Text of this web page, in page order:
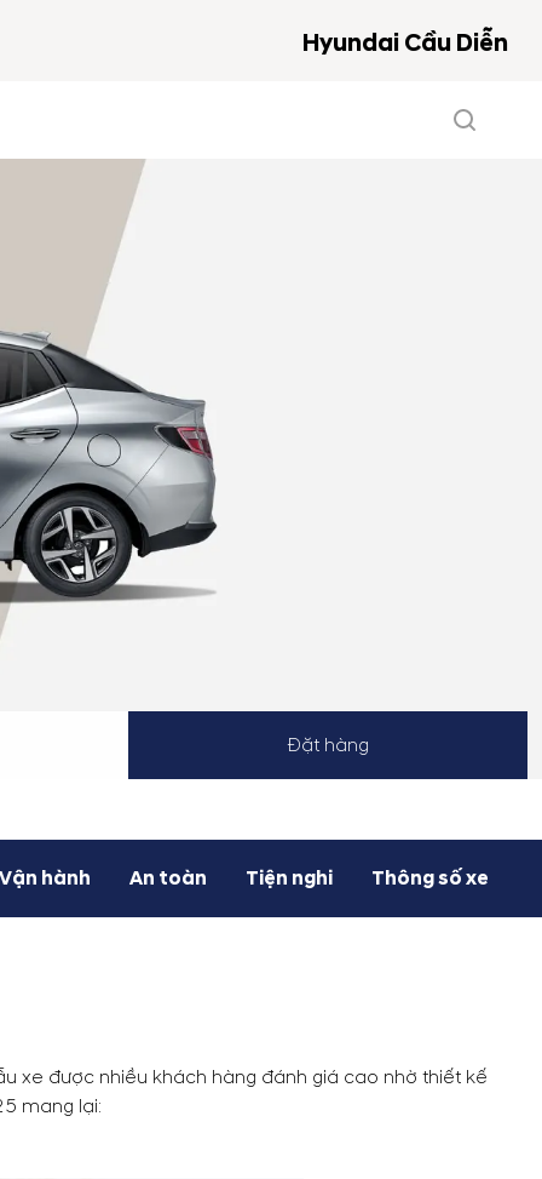
Hyundai Cầu Diễn
Đặt hàng
Vận hành An toàn Tiện nghi Thông số xe
xe được nhiều khách hàng đánh giá cao nhờ thiết kế
mang lại: